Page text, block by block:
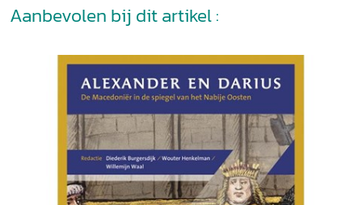
Aanbevolen bij dit artikel :